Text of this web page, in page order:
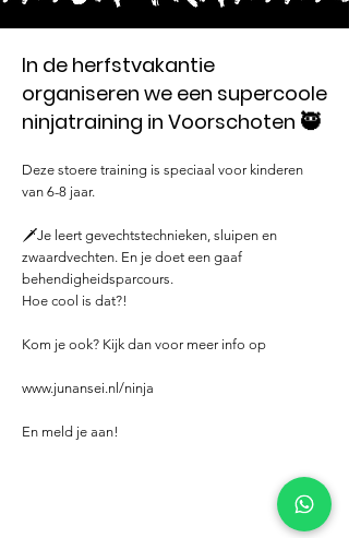
In de herfstvakantie
organiseren we een supercoole
ninjatraining in Voorschoten 🥷
Deze stoere training is speciaal voor kinderen
van 6-8 jaar.
🗡️Je leert gevechtstechnieken, sluipen en
zwaardvechten. En je doet een gaaf
behendigheidsparcours.
Hoe cool is dat?!
Kom je ook? Kijk dan voor meer info op
www.junansei.nl/ninja
En meld je aan!